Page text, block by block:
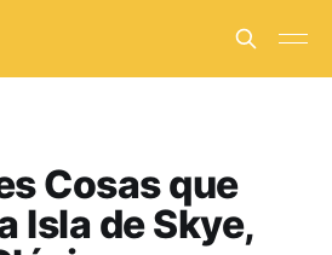
Cosas que
Isla de Skye,